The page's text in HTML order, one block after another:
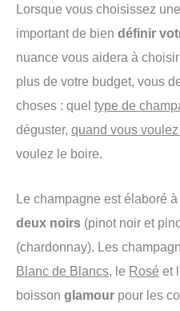
Lorsque vous choisissez
important de bien définir
nuance vous aidera à
plus de votre budget, vous
choses : quel type de
déguster, quand vous
voulez le boire.
Le champagne est élaboré
deux noirs (pinot noir et
(chardonnay). Les
Blanc de Blancs, le Rosé et
boisson glamour pour les